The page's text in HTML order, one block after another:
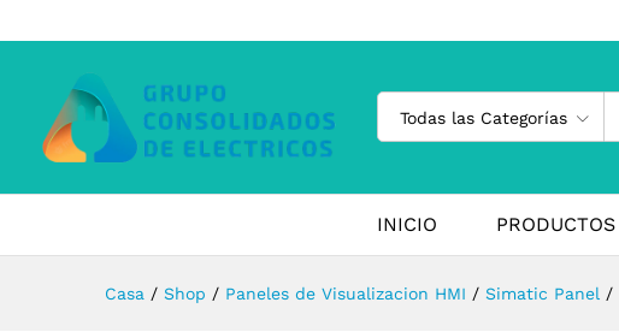
Todas las Categorías
INICIO PRODUCTOS
Casa / Shop / Paneles de Visualizacion HMI / Simatic Panel /